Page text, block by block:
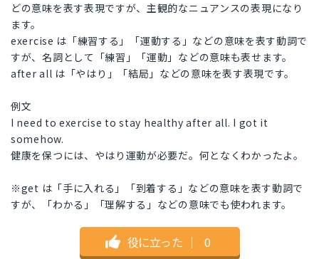
どの意味を表す表現ですが、主観的なニュアンスの表現になり
ます。
exercise は「練習する」「運動する」などの意味を表す動詞で
すが、名詞として「練習」「運動」などの意味も表せます。
after all は「やはり」「結局」などの意味を表す表現です。
例文
I need to exercise to stay healthy after all. I got it
somehow.
健康を保つには、やはり運動が必要だ。何となくわかったよ。
※get は「手に入れる」「到着する」などの意味を表す動詞で
すが、「わかる」「理解する」などの意味でも使われます。
役に立った ｜ 0